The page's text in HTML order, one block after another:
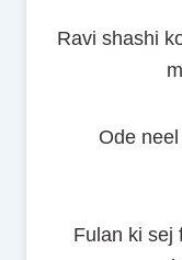
Ravi shashi
Ode
Fulan ki sej